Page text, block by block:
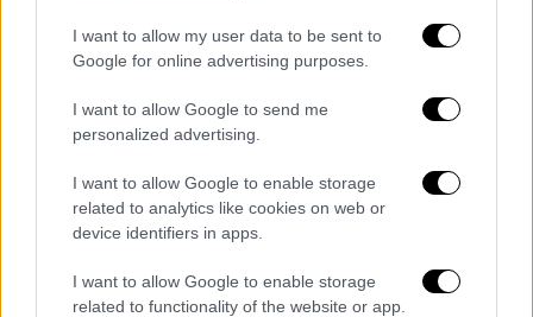
I want to allow my user data to be sent to
Google for online advertising purposes.
I want to allow Google to send me
personalized advertising.
I want to allow Google to enable storage
related to analytics like cookies on web or
device identifiers in apps.
I want to allow Google to enable storage
related to functionality of the website or app.
Την ώρα του δυστυχήματος το παιδάκι ήταν
με τον θείο του, ενώ οι γονείς βρισκόταν σε
χωράφι.
Η αστυνομίαερευνά τις συνθήκες
της
ΕΘΝΟΣ θα παρεμβαίνει και τα προσβλητικά σχόλια θα